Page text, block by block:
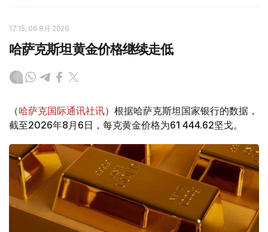
17:15, 06 8月 2026
哈萨克斯坦黄金价格继续走低
（哈萨克国际通讯社讯）根据哈萨克斯坦国家银行的数据，
截至2026年8月6日，每克黄金价格为61 444.62坚戈。